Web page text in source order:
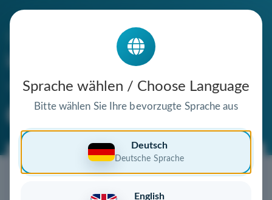
Sprache wählen / Choose Language
Bitte wählen Sie Ihre bevorzugte Sprache aus
Deutsch
Deutsche Sprache
English
kmukredite.de
steht zum Verkauf
Jetzt diese Wunschdomain